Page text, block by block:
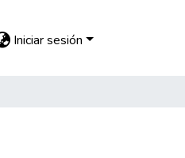
Iniciar sesión